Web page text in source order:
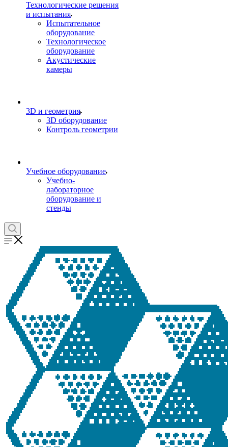
Технологические решения
и испытания
Испытательное
оборудование
Технологическое
оборудование
Акустические
камеры
3D и геометрия
3D оборудование
Контроль геометрии
Учебное оборудование
Учебно-
лабораторное
оборудование и
стенды